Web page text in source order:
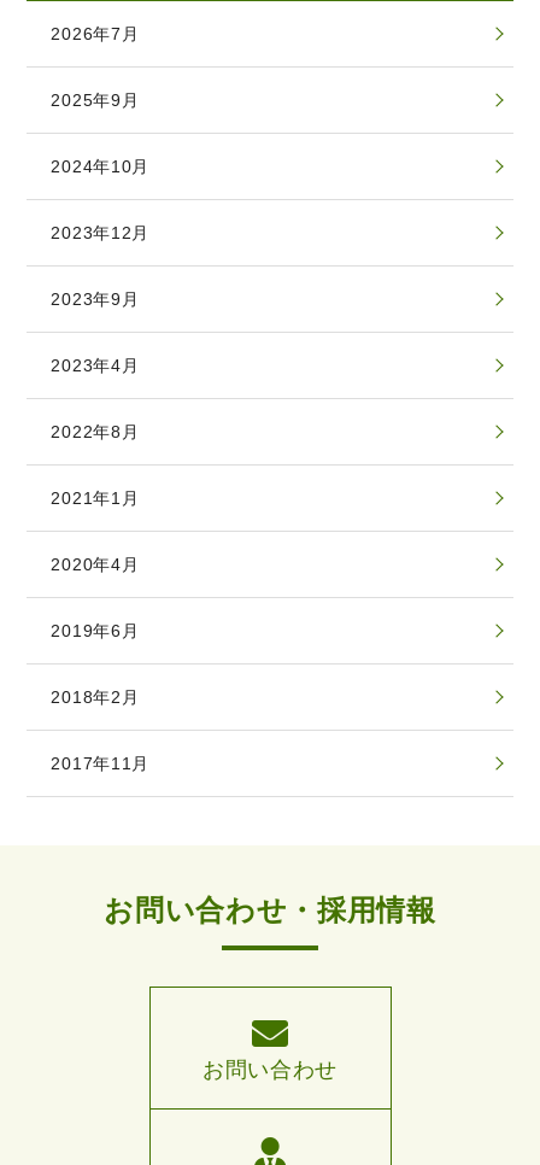
2026年7月
2025年9月
2024年10月
2023年12月
2023年9月
2023年4月
2022年8月
2021年1月
2020年4月
2019年6月
2018年2月
2017年11月
お問い合わせ・採用情報
お問い合わせ